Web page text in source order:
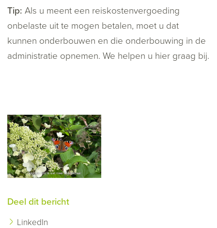
Tip: Als u meent een reiskostenvergoeding
onbelaste uit te mogen betalen, moet u dat
kunnen onderbouwen en die onderbouwing in de
administratie opnemen. We helpen u hier graag bij.
Deel dit bericht
LinkedIn